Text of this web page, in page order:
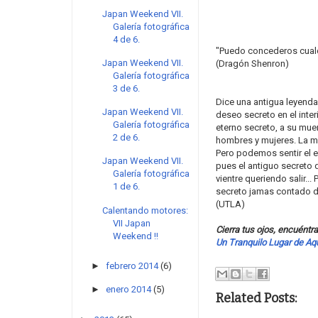
"Puedo concederos
(Dragón Shenron)
Dice una antigua
deseo secreto en el
eterno secreto, a su
hombres y mujeres. La
Pero podemos sentir el
pues el antiguo secreto
vientre queriendo salir...
secreto jamas contado
(UTLA)
Cierra tus ojos,
Un Tranquilo Lugar de
Related Posts:
Japan Weekend VII.
Galería fotográfica
4 de 6.
Japan Weekend VII.
Galería fotográfica
3 de 6.
Japan Weekend VII.
Galería fotográfica
2 de 6.
Japan Weekend VII.
Galería fotográfica
1 de 6.
Calentando motores:
VII Japan
Weekend !!
► febrero 2014 (6)
► enero 2014 (5)